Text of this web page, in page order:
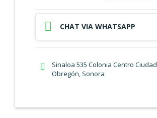
CHAT VIA WHATSAPP
Sinaloa 535 Colonia Centro Ciudad
Obregón, Sonora